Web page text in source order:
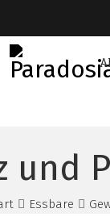
und
Essbare